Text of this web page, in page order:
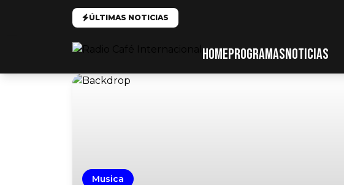
ÚLTIMAS NOTICIAS
HOMEPROGRAMASNOTICIAS
Musica